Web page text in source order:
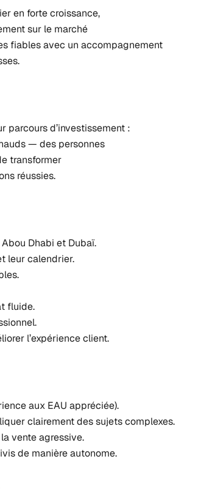
en forte croissance,
sur le marché
fiables avec un accompagnement
parcours d’investissement :
— des personnes
transformer
réussies.
Dhabi et Dubaï.
leur calendrier.
fluide.
l’expérience client.
aux EAU appréciée).
clairement des sujets complexes.
vente agressive.
de manière autonome.